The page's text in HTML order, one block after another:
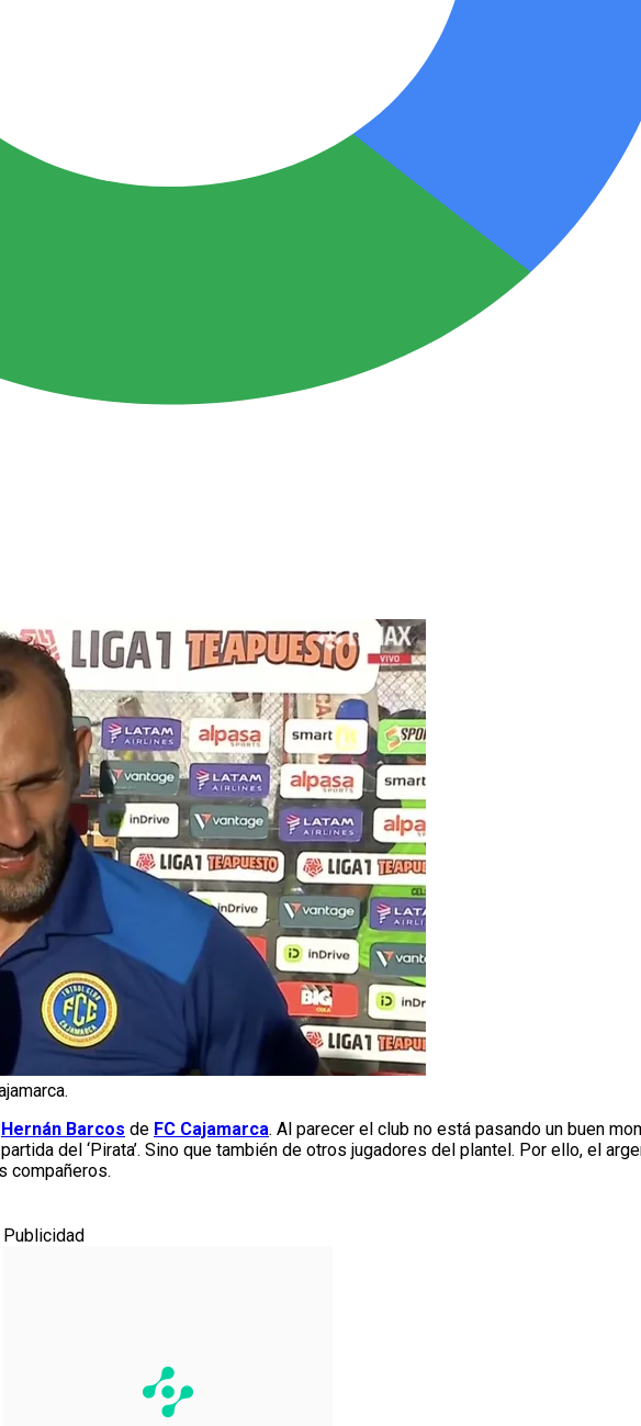
Hernán Barcos de FC Cajamarca. Al parecer el club no está pasando un buen
del ‘Pirata’. Sino que también de otros jugadores del plantel. Por ello, el
compañeros.
Publicidad